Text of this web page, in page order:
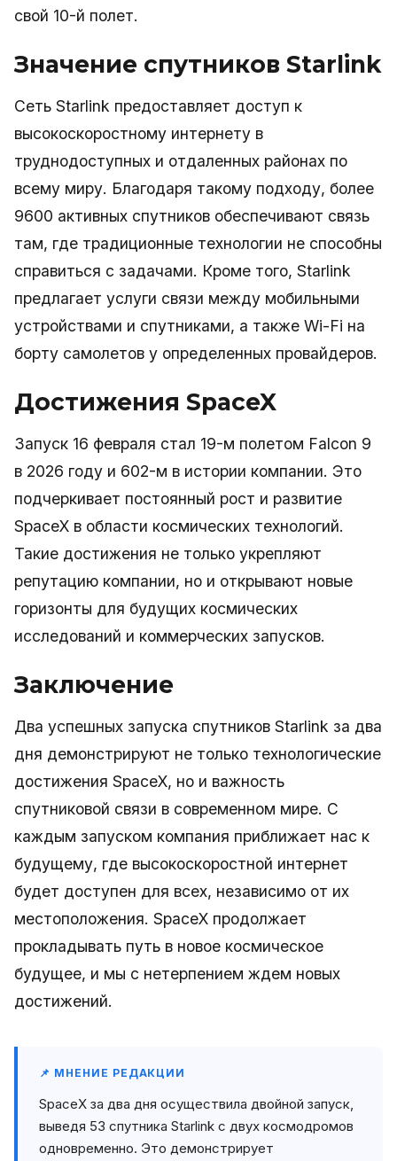
свой 10-й полет.
Значение спутников Starlink
Сеть Starlink предоставляет доступ к
высокоскоростному интернету в
труднодоступных и отдаленных районах по
всему миру. Благодаря такому подходу, более
9600 активных спутников обеспечивают связь
там, где традиционные технологии не способны
справиться с задачами. Кроме того, Starlink
предлагает услуги связи между мобильными
устройствами и спутниками, а также Wi-Fi на
борту самолетов у определенных провайдеров.
Достижения SpaceX
Запуск 16 февраля стал 19-м полетом Falcon 9
в 2026 году и 602-м в истории компании. Это
подчеркивает постоянный рост и развитие
SpaceX в области космических технологий.
Такие достижения не только укрепляют
репутацию компании, но и открывают новые
горизонты для будущих космических
исследований и коммерческих запусков.
Заключение
Два успешных запуска спутников Starlink за два
дня демонстрируют не только технологические
достижения SpaceX, но и важность
спутниковой связи в современном мире. С
каждым запуском компания приближает нас к
будущему, где высокоскоростной интернет
будет доступен для всех, независимо от их
местоположения. SpaceX продолжает
прокладывать путь в новое космическое
будущее, и мы с нетерпением ждем новых
достижений.
📌 МНЕНИЕ РЕДАКЦИИ
SpaceX за два дня осуществила двойной запуск,
выведя 53 спутника Starlink с двух космодромов
одновременно. Это демонстрирует